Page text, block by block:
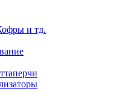
и тд.